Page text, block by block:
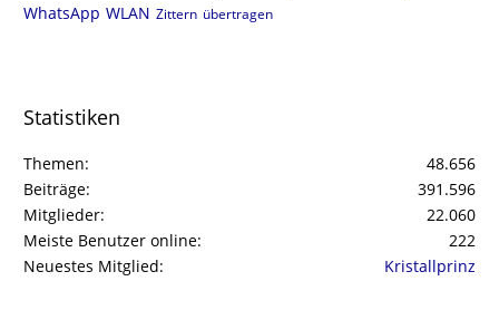
WhatsApp WLAN Zittern übertragen
Statistiken
Themen
48.656
Beiträge
391.596
Mitglieder
22.060
Meiste Benutzer online
222
Neuestes Mitglied
Kristallprinz